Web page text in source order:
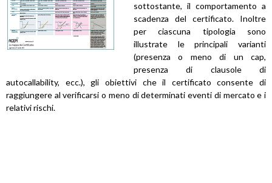
sottostante, il comportamento a
scadenza del certificato. Inoltre
per ciascuna tipologia sono
illustrate le principali varianti
(presenza o meno di un cap,
presenza di clausole di
autocallability, ecc.), gli obiettivi che il certificato consente di
raggiungere al verificarsi o meno di determinati eventi di mercato e i
relativi rischi.